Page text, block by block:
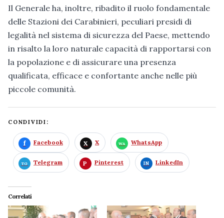
Il Generale ha, inoltre, ribadito il ruolo fondamentale
delle Stazioni dei Carabinieri, peculiari presidi di
legalità nel sistema di sicurezza del Paese, mettendo
in risalto la loro naturale capacità di rapportarsi con
la popolazione e di assicurare una presenza
qualificata, efficace e confortante anche nelle più
piccole comunità.
CONDIVIDI:
Facebook X WhatsApp
Telegram Pinterest LinkedIn
Correlati